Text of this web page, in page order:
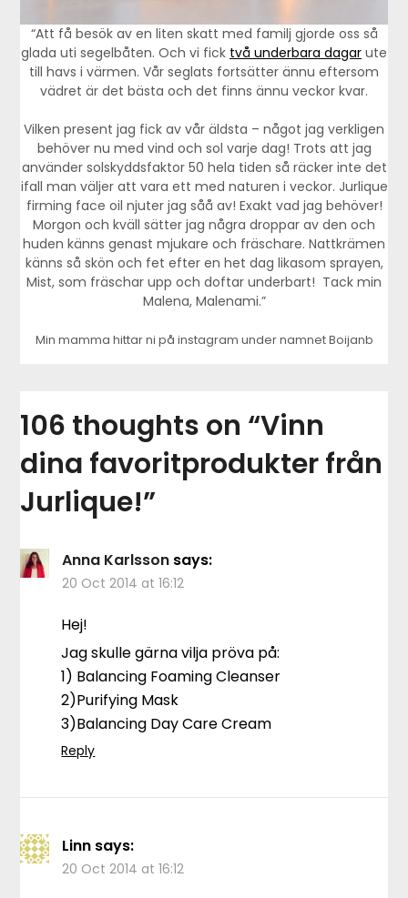
“Att få besök av en liten skatt med familj gjorde oss så
glada uti segelbåten. Och vi fick två underbara dagar ute
till havs i värmen. Vår seglats fortsätter ännu eftersom
vädret är det bästa och det finns ännu veckor kvar.
Vilken present jag fick av vår äldsta – något jag verkligen
behöver nu med vind och sol varje dag! Trots att jag
använder solskyddsfaktor 50 hela tiden så räcker inte det
ifall man väljer att vara ett med naturen i veckor. Jurlique
firming face oil njuter jag såå av! Exakt vad jag behöver!
Morgon och kväll sätter jag några droppar av den och
huden känns genast mjukare och fräschare. Nattkrämen
känns så skön och fet efter en het dag likasom sprayen,
Mist, som fräschar upp och doftar underbart! Tack min
Malena, Malenami.”
Min mamma hittar ni på instagram under namnet Boijanb
106 thoughts on “Vinn
dina favoritprodukter från
Jurlique!”
Anna Karlsson says:
20 Oct 2014 at 16:12
Hej!
Jag skulle gärna vilja pröva på:
1) Balancing Foaming Cleanser
2)Purifying Mask
3)Balancing Day Care Cream
Reply
Linn says:
20 Oct 2014 at 16:12